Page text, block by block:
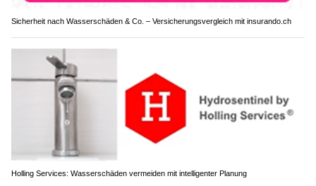
Sicherheit nach Wasserschäden & Co. – Versicherungsvergleich mit insurando.ch
Holling Services: Wasserschäden vermeiden mit intelligenter Planung